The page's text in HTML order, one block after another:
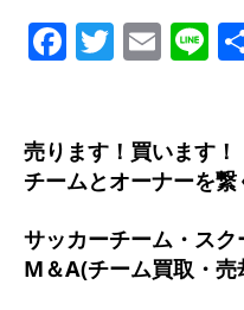
Facebook
Twitter
売ります！買います！
チームとオーナーを繋
サッカーチーム・ス
M＆A(チーム買取・売